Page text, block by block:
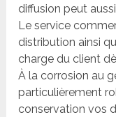
diffusion peut
Le service
distribution ainsi
charge du client
À la corrosion au
particulièrement
conservation vos